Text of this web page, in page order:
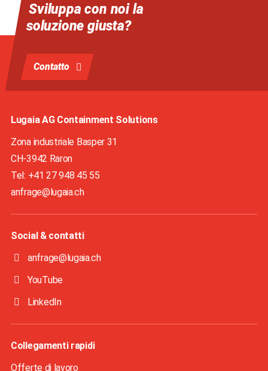
Sviluppa con noi la
soluzione giusta?
Contatto
Lugaia AG Containment Solutions
Zona industriale Basper 31
CH-3942 Raron
Tel: +41 27 948 45 55
anfrage@lugaia.ch
Social & contatti
anfrage@lugaia.ch
YouTube
LinkedIn
Collegamenti rapidi
Offerte di lavoro